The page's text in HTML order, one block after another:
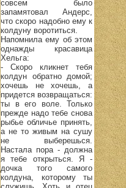
совсем было
запамятовал Андерс,
что скоро надобно ему к
колдуну воротиться.
Напомнила ему об этом
однажды красавица
Хельга:
- Скоро кликнет тебя
колдун обратно домой;
хочешь не хочешь, а
придется возвращаться:
ты в его воле. Только
прежде надо тебе снова
рыбье обличье принять,
а не то живым на сушу
не выберешься.
Настала пора - должна
я тебе открыться. Я -
дочка того самого
колдуна, которому ты